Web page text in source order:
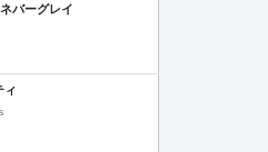
バーグレイ
ィ